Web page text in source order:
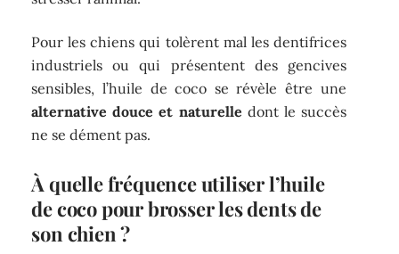
Pour les chiens qui tolèrent mal les dentifrices
industriels ou qui présentent des gencives
sensibles, l’huile de coco se révèle être une
alternative douce et naturelle dont le succès
ne se dément pas.
À quelle fréquence utiliser l’huile
de coco pour brosser les dents de
son chien ?